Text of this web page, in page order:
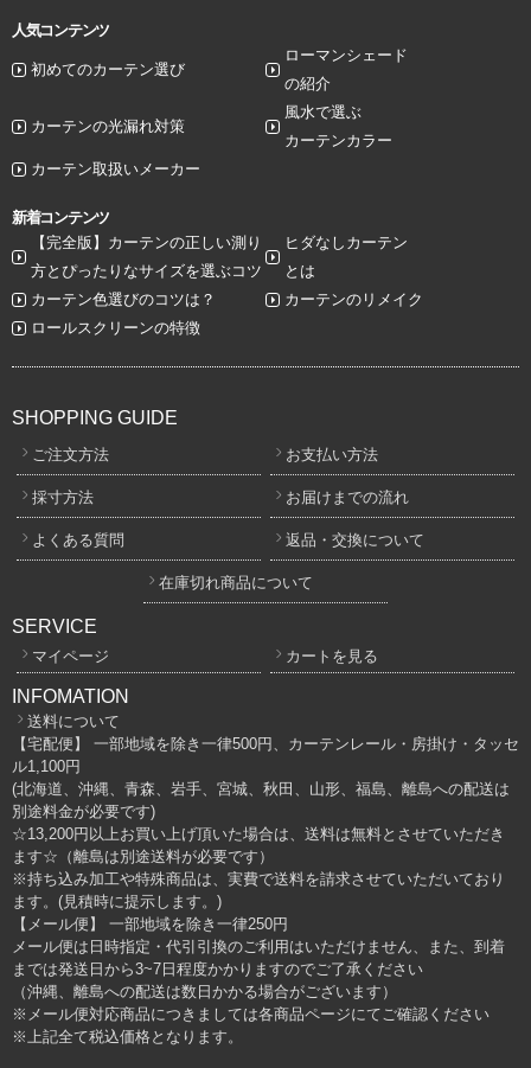
人気コンテンツ
初めてのカーテン選び
ローマンシェード
の紹介
カーテンの光漏れ対策
風水で選ぶ
カーテンカラー
カーテン取扱いメーカー
新着コンテンツ
【完全版】カーテンの正しい測り
方とぴったりなサイズを選ぶコツ
ヒダなしカーテン
とは
カーテン色選びのコツは？
カーテンのリメイク
ロールスクリーンの特徴
SHOPPING GUIDE
ご注文方法 お支払い方法
採寸方法 お届けまでの流れ
よくある質問 返品・交換について
在庫切れ商品について
SERVICE
マイページ カートを見る
INFOMATION
送料について
【宅配便】 一部地域を除き一律500円、カーテンレール・房掛け・タッセ
ル1,100円
(北海道、沖縄、青森、岩手、宮城、秋田、山形、福島、離島への配送は
別途料金が必要です)
☆13,200円以上お買い上げ頂いた場合は、送料は無料とさせていただき
ます☆（離島は別途送料が必要です）
※持ち込み加工や特殊商品は、実費で送料を請求させていただいており
ます。(見積時に提示します。)
【メール便】 一部地域を除き一律250円
メール便は日時指定・代引引換のご利用はいただけません、また、到着
までは発送日から3~7日程度かかりますのでご了承ください
（沖縄、離島への配送は数日かかる場合がございます）
※メール便対応商品につきましては各商品ページにてご確認ください
※上記全て税込価格となります。